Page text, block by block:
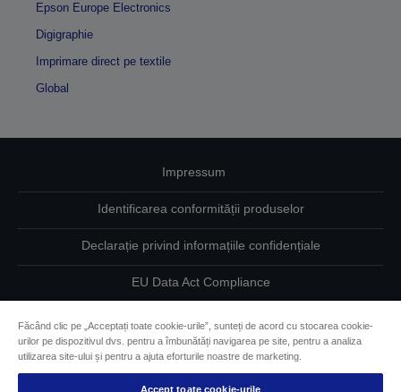
Epson Europe Electronics
Digigraphie
Imprimare direct pe textile
Global
Impressum
Identificarea conformității produselor
Declarație privind informațiile confidențiale
EU Data Act Compliance
Informaţii despre modulele cookie
Făcând clic pe „Acceptați toate cookie-urile”, sunteți de acord cu stocarea cookie-
urilor pe dispozitivul dvs. pentru a îmbunătăți navigarea pe site, pentru a analiza
utilizarea site-ului și pentru a ajuta eforturile noastre de marketing.
Accept toate cookie-urile